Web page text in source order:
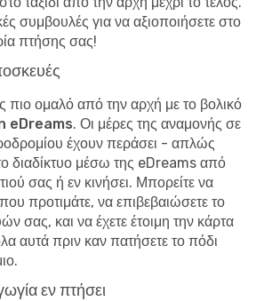
συμβουλές για να αξιοποιήσετε στο
πτήσης σας!
πιο ομαλό από την αρχή με το βολικό
eDreams. Οι μέρες της αναμονής σε
έχουν περάσει - απλώς
διαδίκτυο μέσω της eDreams από
σας ή εν κινήσει. Μπορείτε να
προτιμάτε, να επιβεβαιώσετε το
σας, και να έχετε έτοιμη την κάρτα
αυτά πριν καν πατήσετε το πόδι
εν πτήσει